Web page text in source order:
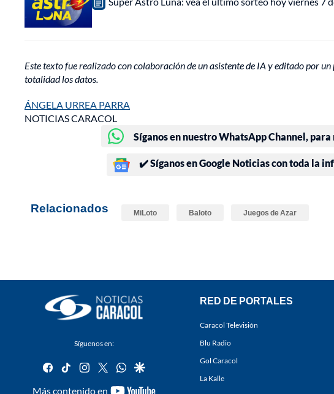
Este texto fue realizado con colaboración de un asistente de IA y editado por
totalidad los datos.
ÁNGELA URREA PARRA
NOTICIAS CARACOL
Síganos en nuestro WhatsApp Channel,
✔️ Síganos en Google Noticias con toda la
Relacionados MiLoto Baloto Juegos de Azar
Síguenos en:
facebook
tiktok instagram
twitterwhatsapp
google
Más contenido en youtube-
RED DE PORTALES
Caracol Televisión
Blu Radio
Gol Caracol
La Kalle